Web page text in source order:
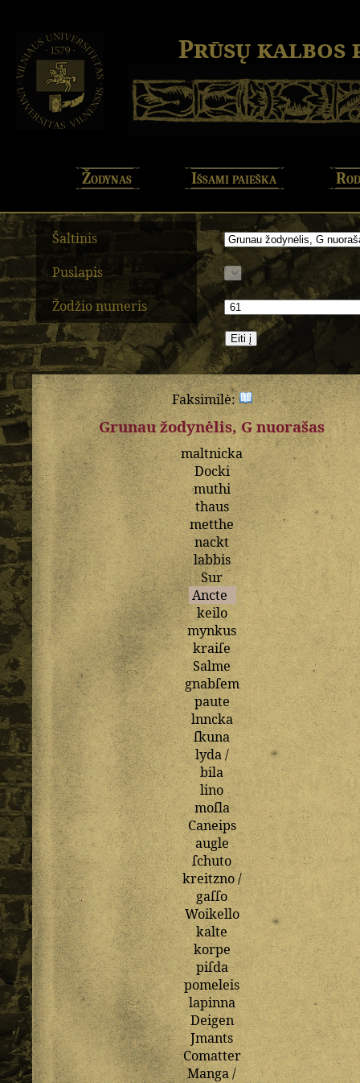
Prūsų kalbos
Žodynas Išsami paieška
Šaltinis
Puslapis
Žodžio numeris
Faksimilė:
Grunau žodynėlis, G nuorašas
maltnicka
Docki
muthi
thaus
metthe
nackt
labbis
Sur
Ancte
keilo
mynkus
kraiſe
Salme
gnabſem
paute
lnncka
ſkuna
lyda/
bila
lino
moſla
Caneips
augle
ſchuto
kreitzno/
gaſſo
Woikello
kalte
korpe
piſda
pomeleis
lapinna
Deigen
Jmants
Comatter
Manga/